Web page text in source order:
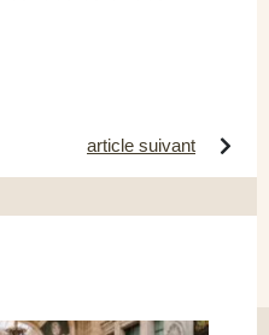
article suivant